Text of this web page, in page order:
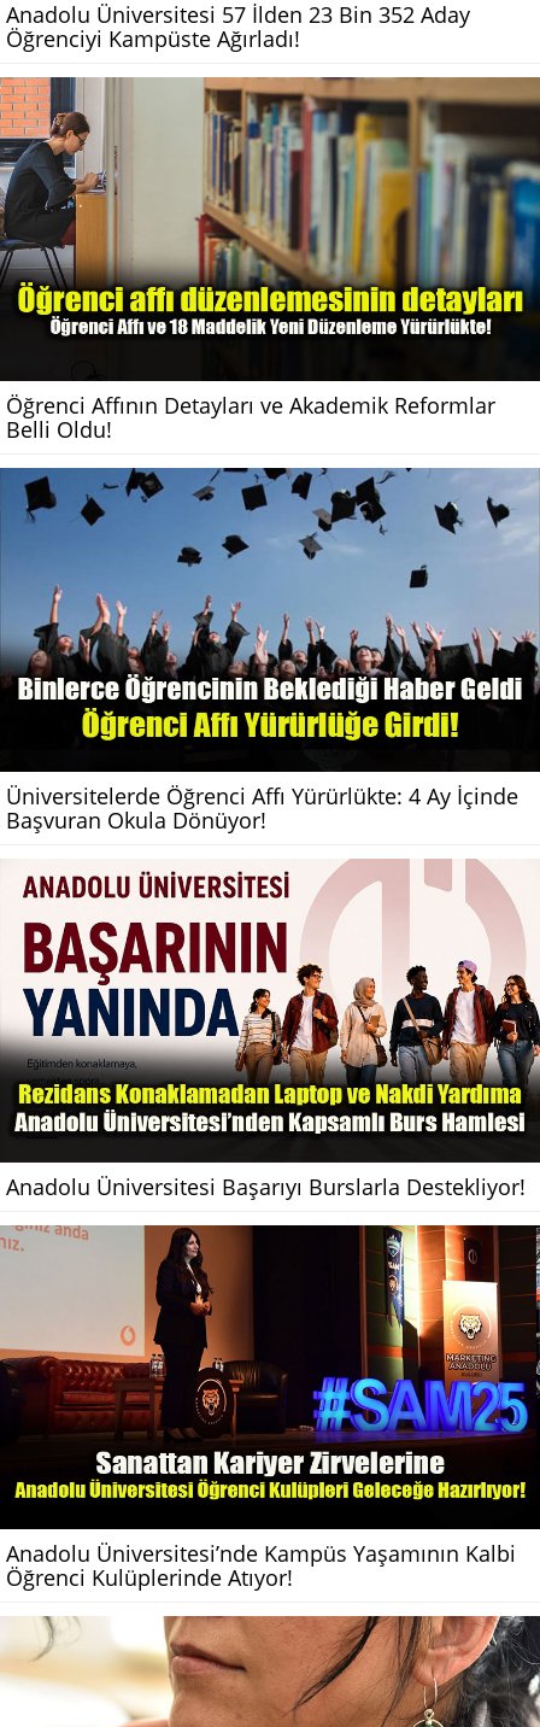
Anadolu Üniversitesi 57 İlden 23 Bin 352 Aday
Öğrenciyi Kampüste Ağırladı!
Öğrenci Affının Detayları ve Akademik Reformlar
Belli Oldu!
Üniversitelerde Öğrenci Affı Yürürlükte: 4 Ay İçinde
Başvuran Okula Dönüyor!
Anadolu Üniversitesi Başarıyı Burslarla Destekliyor!
Anadolu Üniversitesi’nde Kampüs Yaşamının Kalbi
Öğrenci Kulüplerinde Atıyor!